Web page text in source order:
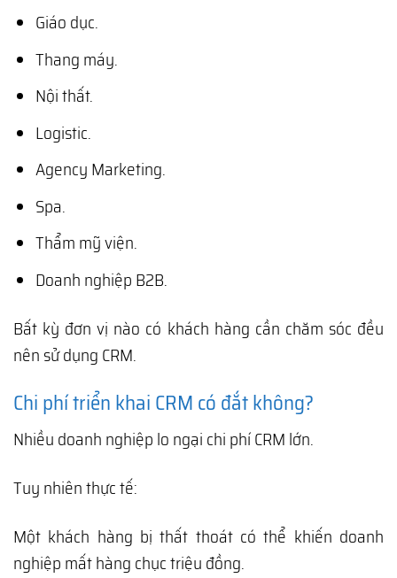
Giáo dục.
Thang máy.
Nội thất.
Logistic.
Agency Marketing.
Spa.
Thẩm mỹ viện.
Doanh nghiệp B2B.
Bất kỳ đơn vị nào có khách hàng cần chăm sóc đều
nên sử dụng CRM.
Chi phí triển khai CRM có đắt không?
Nhiều doanh nghiệp lo ngại chi phí CRM lớn.
Tuy nhiên thực tế:
Một khách hàng bị thất thoát có thể khiến doanh
nghiệp mất hàng chục triệu đồng.